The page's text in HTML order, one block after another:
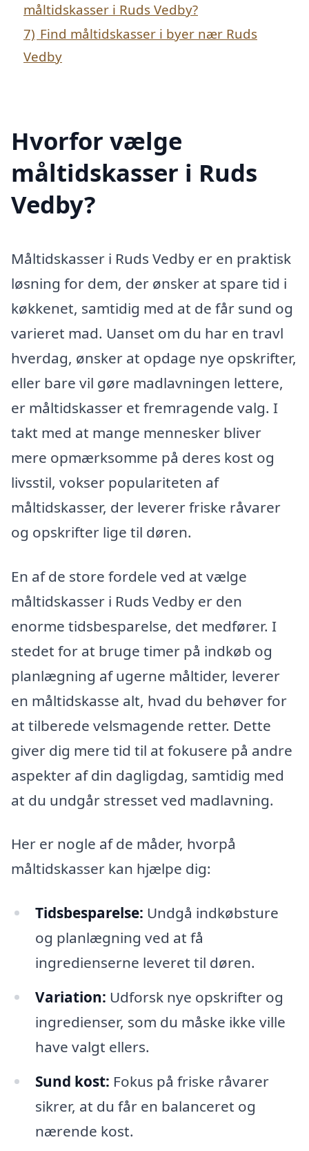
måltidskasser i Ruds Vedby?
7) Find måltidskasser i byer nær Ruds
Vedby
Hvorfor vælge
måltidskasser i Ruds
Vedby?
Måltidskasser i Ruds Vedby er en praktisk
løsning for dem, der ønsker at spare tid i
køkkenet, samtidig med at de får sund og
varieret mad. Uanset om du har en travl
hverdag, ønsker at opdage nye opskrifter,
eller bare vil gøre madlavningen lettere,
er måltidskasser et fremragende valg. I
takt med at mange mennesker bliver
mere opmærksomme på deres kost og
livsstil, vokser populariteten af
måltidskasser, der leverer friske råvarer
og opskrifter lige til døren.
En af de store fordele ved at vælge
måltidskasser i Ruds Vedby er den
enorme tidsbesparelse, det medfører. I
stedet for at bruge timer på indkøb og
planlægning af ugerne måltider, leverer
en måltidskasse alt, hvad du behøver for
at tilberede velsmagende retter. Dette
giver dig mere tid til at fokusere på andre
aspekter af din dagligdag, samtidig med
at du undgår stresset ved madlavning.
Her er nogle af de måder, hvorpå
måltidskasser kan hjælpe dig:
Tidsbesparelse: Undgå indkøbsture
og planlægning ved at få
ingredienserne leveret til døren.
Variation: Udforsk nye opskrifter og
ingredienser, som du måske ikke ville
have valgt ellers.
Sund kost: Fokus på friske råvarer
sikrer, at du får en balanceret og
nærende kost.